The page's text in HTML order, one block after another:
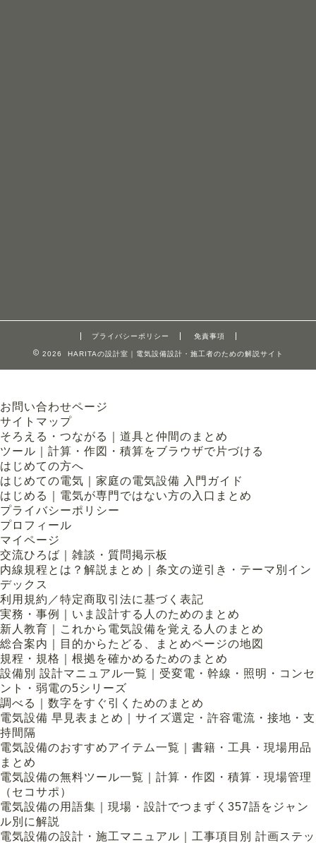
プライバシーポリシー 免責事項
2026 HARITAの設計室｜電気設備設計・施工者のための解説サイト
お問い合わせページ
サイトマップ
そろえる・つながる｜道具と仲間のまとめ
ツール｜計算・作図・積算をブラウザで片づける
はじめての方へ
はじめての電気｜家庭の電気設備 入門ガイド
はじめる｜電気が専門ではない方の入口まとめ
プライバシーポリシー
プロフィール
マイページ
交流ひろば｜雑談・質問掲示板
内線規程とは？解説まとめ｜条文の逆引き・テーマ別イン
デックス
利用規約／特定商取引法に基づく表記
実務・事例｜いま設計する人のためのまとめ
新人教育｜これから電気設備を覚える人のまとめ
総合案内｜目的からたどる、まとめページの地図
規程・規格｜根拠を確かめるためのまとめ
設備別 設計マニュアル一覧｜受変電・幹線・照明・コンセ
ント・弱電の5シリーズ
調べる｜数字をすぐ引くためのまとめ
電気設備 早見表まとめ｜サイズ選定・許容電流・接地・支
持間隔
電気設備のおすすめアイテム一覧｜書籍・工具・現場用品
まとめ
電気設備の無料ツール一覧｜計算・作図・積算・現場管理
（セコサポ）
電気設備の用語集｜現場・設計でつまずく357語をジャン
ル別に解説
電気設備の設計・施工マニュアル｜工事項目別 計画ステッ